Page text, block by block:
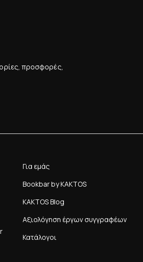
προσφορές,
Για εμάς
Bookbar by KAKTOS
KAKTOS Blog
Αξιολόγηση έργων συγγραφέων
Κατάλογοι